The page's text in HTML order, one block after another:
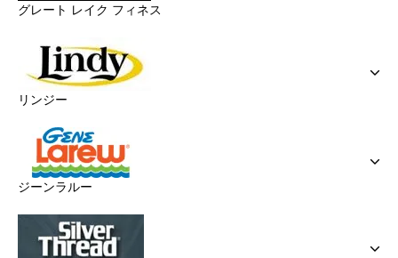
グレート レイク フィネス
リンジー
ジーンラルー